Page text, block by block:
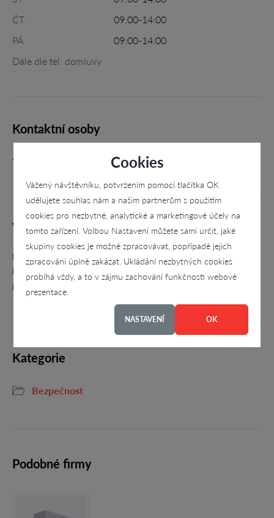
Cookies
Vážený návštěvníku, potvrzením pomocí tlačítka OK
udělujete souhlas nám a našim partnerům s použitím
cookies pro nezbytné, analytické a marketingové účely na
tomto zařízení. Volbou Nastavení můžete sami určit, jaké
skupiny cookies je možné zpracovávat, popřípadě jejich
zpracování úplně zakázat. Ukládání nezbytných cookies
probíhá vždy, a to v zájmu zachování funkčnosti webové
prezentace.
NASTAVENÍ OK
ČT
09:00-14:00
PÁ
09:00-14:00
Dále dle tel. domluvy
Kontaktní osoby
Výrobky a služby
personální leasing, ostraha, ochrana, pátrání,
bodyguarding, úklid, stravování, správa objektů, provoz
kantýny, Praha
Kategorie
Bezpečnost
Podobné firmy